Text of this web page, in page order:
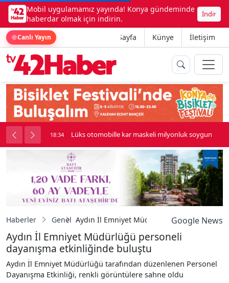
Mobil uygulamamız yayında! Konya gündeminde
haberdar olmak için indirin.
İndir
Canlı Yayın Ana Sayfa Künye İletişim
kavga çıktı 18:34 Lüks otomobille kar maskeli milyonluk soygun
Haberler Genel Aydın İl Emniyet Müdürlüğü personeli
Google News
Aydın İl Emniyet Müdürlüğü personeli
dayanışma etkinliğinde buluştu
Aydın İl Emniyet Müdürlüğü tarafından düzenlenen Personel
Dayanışma Etkinliği, renkli görüntülere sahne oldu